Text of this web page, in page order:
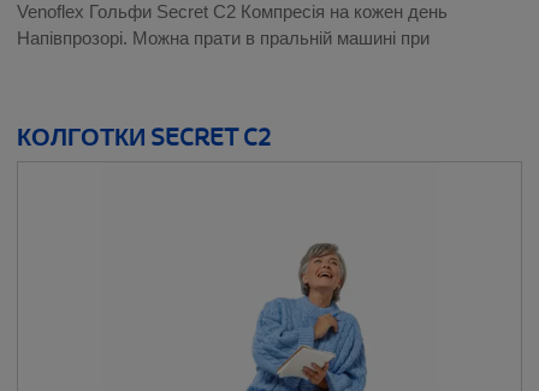
Venoflex Гольфи Secret C2 Компресія на кожен день
Напівпрозорі. Можна прати в пральній машині при
КОЛГОТКИ SECRET C2